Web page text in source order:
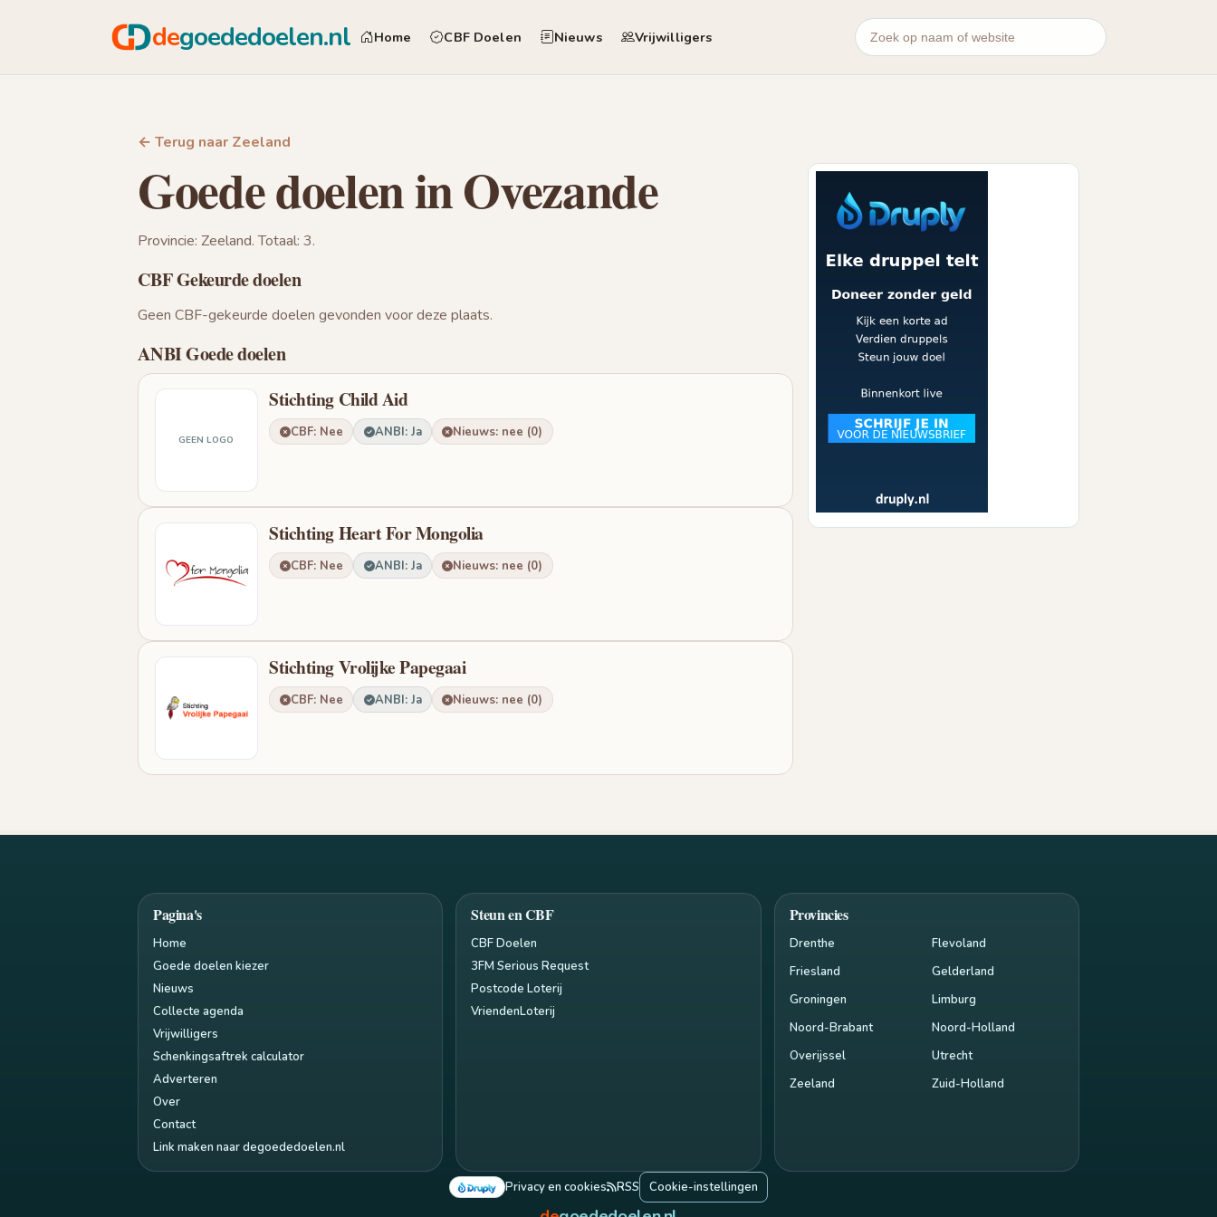
degoededoelen.nl Home CBF Doelen Nieuws Vrijwilligers
← Terug naar Zeeland
Goede doelen in Ovezande
Provincie: Zeeland. Totaal: 3.
CBF Gekeurde doelen
Geen CBF-gekeurde doelen gevonden voor deze plaats.
ANBI Goede doelen
GEEN LOGO
Stichting Child Aid
CBF: Nee ANBI: Ja Nieuws: nee (0)
Stichting Heart For Mongolia
CBF: Nee ANBI: Ja Nieuws: nee (0)
Stichting Vrolijke Papegaai
CBF: Nee ANBI: Ja Nieuws: nee (0)
Pagina's
Home
Goede doelen kiezer
Nieuws
Collecte agenda
Vrijwilligers
Schenkingsaftrek calculator
Adverteren
Over
Contact
Link maken naar degoededoelen.nl
Steun en CBF
CBF Doelen
3FM Serious Request
Postcode Loterij
VriendenLoterij
Provincies
Drenthe
Flevoland
Friesland
Gelderland
Groningen
Limburg
Noord-Brabant
Noord-Holland
Overijssel
Utrecht
Zeeland
Zuid-Holland
Privacy en cookies RSS Cookie-instellingen